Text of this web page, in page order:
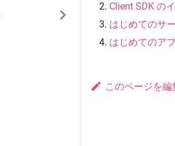
Client SDK の
はじめてのサ
はじめてのア
このページを編